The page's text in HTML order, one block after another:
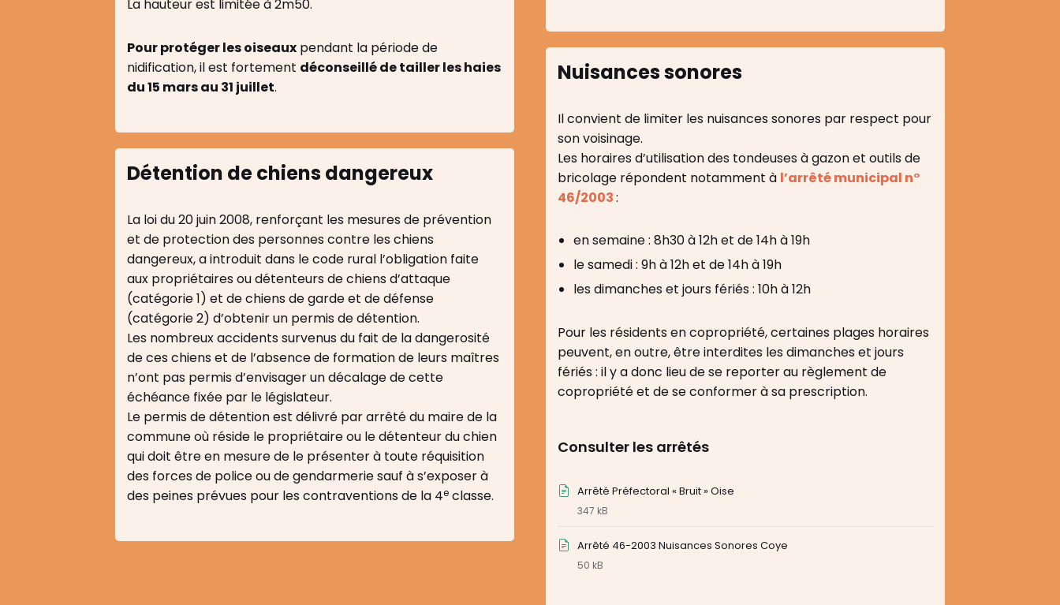
La hauteur est limitée à 2m50.
Pour protéger les oiseaux pendant la période de
nidification, il est fortement déconseillé de tailler les haies
du 15 mars au 31 juillet.
Détention de chiens dangereux
La loi du 20 juin 2008, renforçant les mesures de prévention
et de protection des personnes contre les chiens
dangereux, a introduit dans le code rural l’obligation faite
aux propriétaires ou détenteurs de chiens d’attaque
(catégorie 1) et de chiens de garde et de défense
(catégorie 2) d’obtenir un permis de détention.
Les nombreux accidents survenus du fait de la dangerosité
de ces chiens et de l’absence de formation de leurs maîtres
n’ont pas permis d’envisager un décalage de cette
échéance fixée par le législateur.
Le permis de détention est délivré par arrêté du maire de la
commune où réside le propriétaire ou le détenteur du chien
qui doit être en mesure de le présenter à toute réquisition
des forces de police ou de gendarmerie sauf à s’exposer à
des peines prévues pour les contraventions de la 4e classe.
Nuisances sonores
Il convient de limiter les nuisances sonores par respect pour
son voisinage.
Les horaires d’utilisation des tondeuses à gazon et outils de
bricolage répondent notamment à l’arrêté municipal n°
46/2003:
en semaine : 8h30 à 12h et de 14h à 19h
le samedi : 9h à 12h et de 14h à 19h
les dimanches et jours fériés : 10h à 12h
Pour les résidents en copropriété, certaines plages horaires
peuvent, en outre, être interdites les dimanches et jours
fériés : il y a donc lieu de se reporter au règlement de
copropriété et de se conformer à sa prescription.
Consulter les arrêtés
Arrêté Préfectoral « Bruit » Oise
347 kB
Arrêté 46-2003 Nuisances Sonores Coye
50 kB